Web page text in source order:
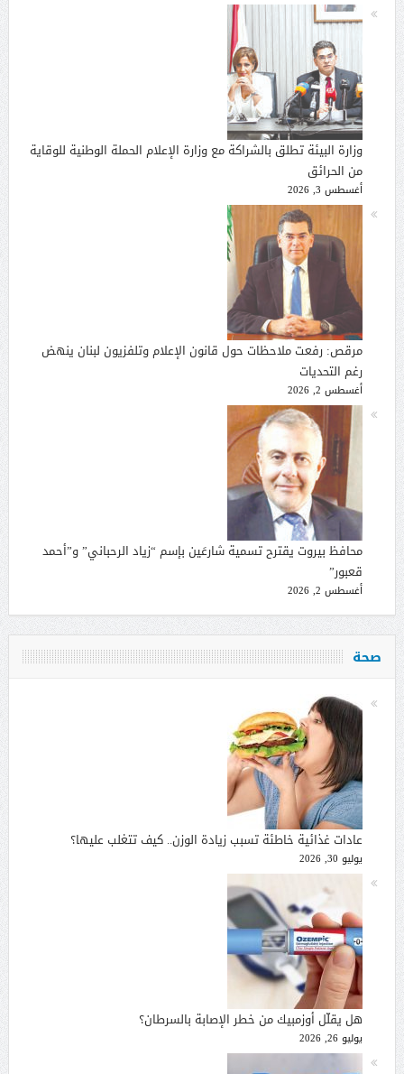
وزارة البيئة تطلق بالشراكة مع وزارة الإعلام الحملة الوطنية للوقاية
من الحرائق
أغسطس 3, 2026
مرقص: رفعت ملاحظات حول قانون الإعلام وتلفزيون لبنان ينهض
رغم التحديات
أغسطس 2, 2026
محافظ بيروت يقترح تسمية شارعَين بإسم “زياد الرحباني” و”أحمد
قعبور”
أغسطس 2, 2026
صحة
عادات غذائية خاطئة تسبب زيادة الوزن.. كيف تتغلب عليها؟
يوليو 30, 2026
هل يقلّل أوزمبيك من خطر الإصابة بالسرطان؟
يوليو 26, 2026